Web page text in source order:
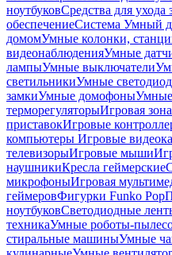
ноутбуковСредства для ухода
обеспечениеСистема Умный
домомУмные колонки,
видеонаблюденияУмные
лампыУмные выключатели
светильникиУмные
замкиУмные домофоны
терморегуляторыИгровая зона
приставокИгровые
компьютеры Игровые
телевизорыИгровые мыши
наушникиКресла геймерские
микрофоныИгровая
геймеровФигурки Funko Pop
ноутбуковСветодиодные
техникаУмные роботы-
стиральные машиныУмные